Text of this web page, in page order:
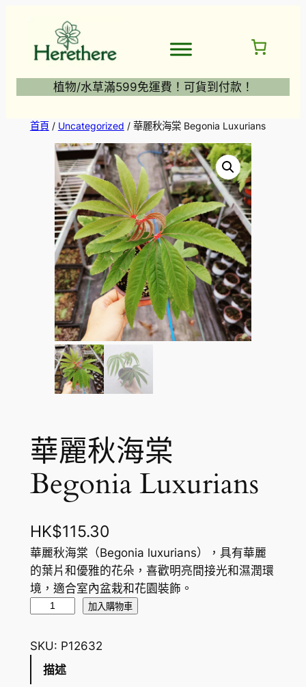
植物/水草滿599免運費！可貨到付款！
首頁/ Uncategorized / 華麗秋海棠 Begonia Luxurians
華麗秋海棠
Begonia Luxurians
HK$115.30
華麗秋海棠（Begonia luxurians），具有華麗
的葉片和優雅的花朵，喜歡明亮間接光和濕潤環
境，適合室內盆栽和花園裝飾。
秋
海
加入購物車
SKU: P12632
描述